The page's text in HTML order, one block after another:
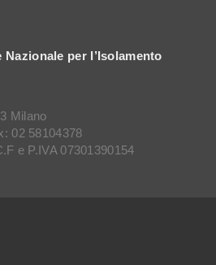
per l’Isolamento
Milano
02 58104378
e P.IVA 07301390154